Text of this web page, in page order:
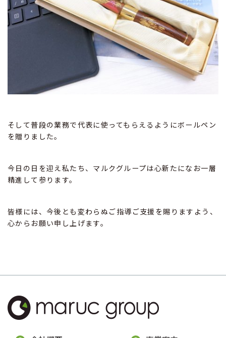
そして普段の業務で代表に使ってもらえるようにボールペン
を贈りました。
今日の日を迎え私たち、マルクグループは心新たになお一層
精進して参ります。
皆様には、今後とも変わらぬご指導ご支援を賜りますよう、
心からお願い申し上げます。